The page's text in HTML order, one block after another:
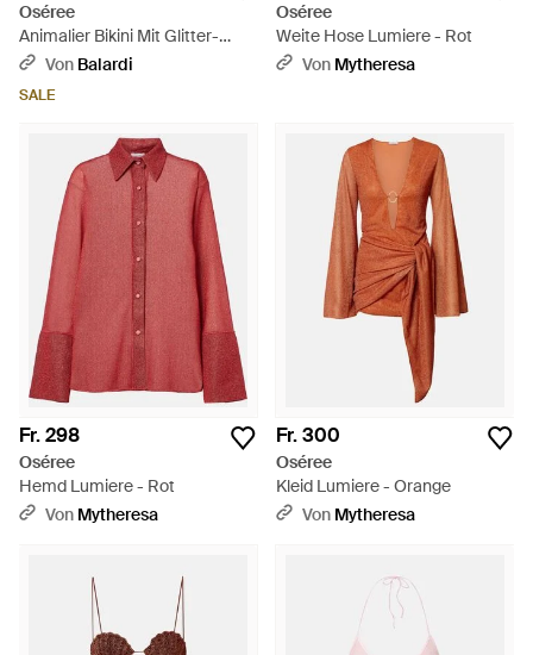
Oséree
Animalier Bikini Mit Glitter-
Optik - Weiß
Von Balardi
SALE
Oséree
Weite Hose Lumiere - Rot
Von Mytheresa
Fr. 298
Oséree
Hemd Lumiere - Rot
Von Mytheresa
Fr. 300
Oséree
Kleid Lumiere - Orange
Von Mytheresa